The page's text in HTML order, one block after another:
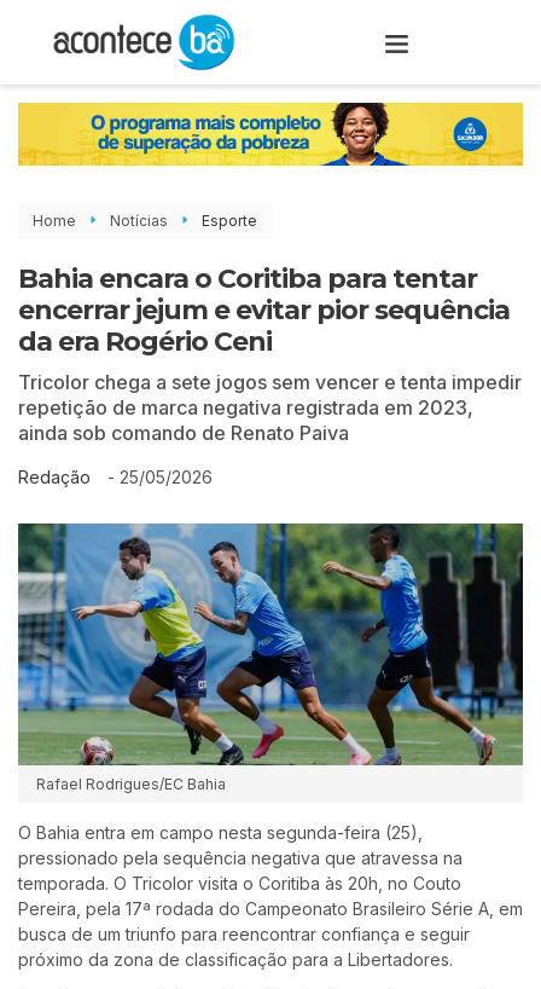
Home Notícias Esporte
Bahia encara o Coritiba para tentar
encerrar jejum e evitar pior sequência
da era Rogério Ceni
Tricolor chega a sete jogos sem vencer e tenta impedir
repetição de marca negativa registrada em 2023,
ainda sob comando de Renato Paiva
Redação - 25/05/2026
Rafael Rodrigues/EC Bahia
O Bahia entra em campo nesta segunda-feira (25),
pressionado pela sequência negativa que atravessa na
temporada. O Tricolor visita o Coritiba às 20h, no Couto
Pereira, pela 17ª rodada do Campeonato Brasileiro Série A , em
busca de um triunfo para reencontrar confiança e seguir
próximo da zona de classificação para a Libertadores.